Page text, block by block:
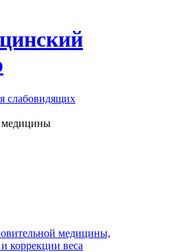
слабовидящих
медицины
медицины,
коррекции веса